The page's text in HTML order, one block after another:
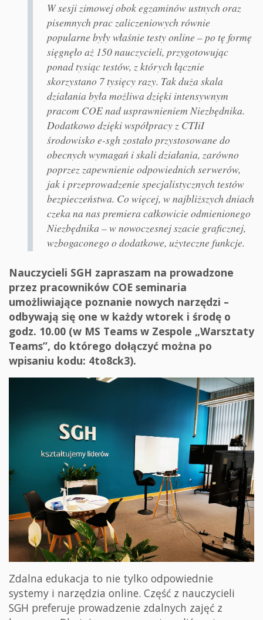
W sesji zimowej obok egzaminów ustnych oraz
pisemnych prac zaliczeniowych równie
popularne były właśnie testy online – po tę formę
sięgnęło aż 150 nauczycieli, przygotowując
ponad tysiąc testów, z których łącznie
skorzystano 7 tysięcy razy. Tak duża skala
działania była możliwa dzięki intensywnym
pracom COE nad usprawnieniem Niezbędnika.
Dodatkowo dzięki współpracy z CTIiI
środowisko e-sgh zostało przystosowane do
obecnych wymagań i skali działania, zarówno
poprzez zapewnienie odpowiednich serwerów,
jak i przeprowadzenie specjalistycznych testów
bezpieczeństwa. Co więcej, w najbliższych dniach
czeka na nas premiera całkowicie odmienionego
Niezbędnika – w nowoczesnej szacie graficznej,
wzbogaconego o dodatkowe, użyteczne funkcje.
Nauczycieli SGH zapraszam na prowadzone
przez pracowników COE seminaria
umożliwiające poznanie nowych narzędzi –
odbywają się one w każdy wtorek i środę o
godz. 10.00 (w MS Teams w Zespole „Warsztaty
Teams”, do którego dołączyć można po
wpisaniu kodu: 4to8ck3).
Zdalna edukacja to nie tylko odpowiednie
systemy i narzędzia online. Część z nauczycieli
SGH preferuje prowadzenie zdalnych zajęć z